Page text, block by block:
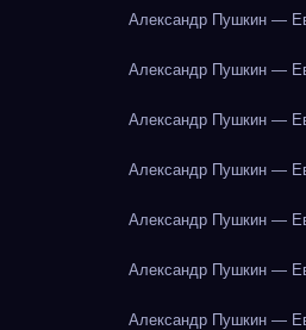
Александр Пушкин —
Александр Пушкин —
Александр Пушкин —
Александр Пушкин —
Александр Пушкин —
Александр Пушкин —
Александр Пушкин —